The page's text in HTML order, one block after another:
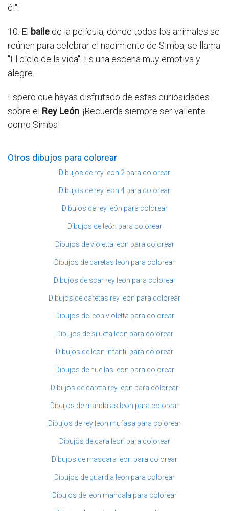
él".
10. El baile de la película, donde todos los animales se
reúnen para celebrar el nacimiento de Simba, se llama
"El ciclo de la vida". Es una escena muy emotiva y
alegre.
Espero que hayas disfrutado de estas curiosidades
sobre el Rey León. ¡Recuerda siempre ser valiente
como Simba!
Otros dibujos para colorear
Dibujos de rey leon 2 para colorear
Dibujos de rey leon 4 para colorear
Dibujos de rey león para colorear
Dibujos de león para colorear
Dibujos de violetta leon para colorear
Dibujos de caretas leon para colorear
Dibujos de scar rey leon para colorear
Dibujos de caretas rey leon para colorear
Dibujos de leon violetta para colorear
Dibujos de silueta leon para colorear
Dibujos de leon infantil para colorear
Dibujos de huellas leon para colorear
Dibujos de careta rey leon para colorear
Dibujos de mandalas leon para colorear
Dibujos de rey leon mufasa para colorear
Dibujos de cara leon para colorear
Dibujos de mascara leon para colorear
Dibujos de guardia leon para colorear
Dibujos de leon mandala para colorear